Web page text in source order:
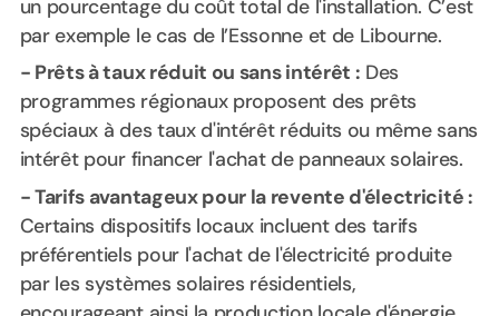
un pourcentage du coût total de l'installation. C’est
par exemple le cas de l’Essonne et de Libourne.
- Prêts à taux réduit ou sans intérêt : Des
programmes régionaux proposent des prêts
spéciaux à des taux d'intérêt réduits ou même sans
intérêt pour financer l'achat de panneaux solaires.
- Tarifs avantageux pour la revente d'électricité :
Certains dispositifs locaux incluent des tarifs
préférentiels pour l'achat de l'électricité produite
par les systèmes solaires résidentiels,